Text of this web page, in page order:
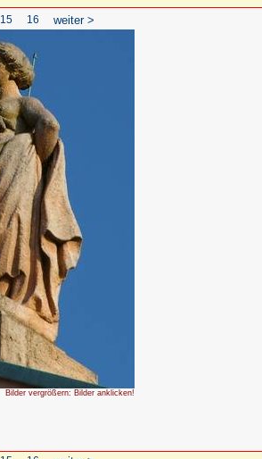
15 16 weiter >
Bilder vergrößern: Bilder anklicken!